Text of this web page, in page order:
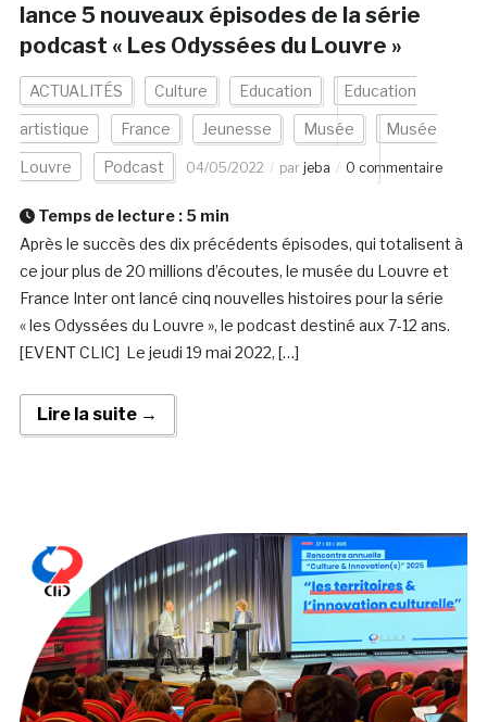
lance 5 nouveaux épisodes de la série
podcast « Les Odyssées du Louvre »
ACTUALITÉS Culture Education Education
artistique France Jeunesse Musée Musée
Louvre Podcast 04/05/2022 par jeba 0 commentaire
Temps de lecture : 5 min
Après le succès des dix précédents épisodes, qui totalisent à
ce jour plus de 20 millions d’écoutes, le musée du Louvre et
France Inter ont lancé cinq nouvelles histoires pour la série
« les Odyssées du Louvre », le podcast destiné aux 7-12 ans.
[EVENT CLIC] Le jeudi 19 mai 2022, […]
Lire la suite →